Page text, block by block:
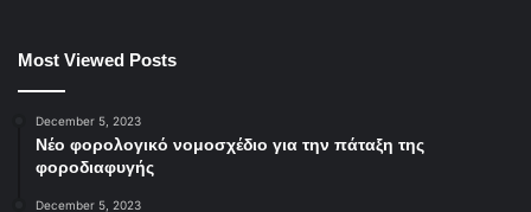
Most Viewed Posts
December 5, 2023
Νέο φορολογικό νομοσχέδιο για την πάταξη της
φοροδιαφυγής
December 5, 2023